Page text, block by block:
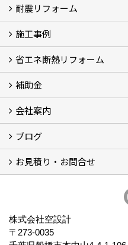
耐震リフォーム
空設計の耐震診断
耐震診断と耐震補強 動画
耐震診断レポート
減災セミナー・耐震基準と
耐震診断と耐震補強 解説
耐震診断Q&A
施工事例
施工事例
浴室の劣化改修と耐震補強
浴室の劣化改修と耐震補強①
浴室の劣化改修と耐震補強②
省エネ断熱リフォーム
省エネ診断
省エネリフォーム
補助金
住宅性能表示制度
住宅断熱改修促進事業補助
給湯省エネ2026
先進的窓リノベ2026
長期優良住宅化リフォーム
市川市耐震補助金
船橋市耐震補助金
浦安市耐震補助金
松戸市耐震補助金
四街道市耐震補助金
佐倉市耐震補助金
成田市耐震補助金
会社案内
経営理念／ご挨拶
会社概要
メディア掲載
リフォーム産業新聞掲載
表彰
スタッフ紹介
アクセス
不動産探し
プライバシーポリシー
ブログ
いちかわ新聞連載コラム
人生の歩き方
空設計通信
まもりとそなえ
豆知識
お見積り・お問合せ
耐震省エネ補助金無料相談
株式会社空設計
〒273-0035